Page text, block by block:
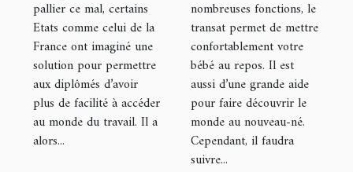
pallier ce mal, certains
Etats comme celui de la
France ont imaginé une
solution pour permettre
aux diplômés d’avoir
plus de facilité à accéder
au monde du travail. Il a
alors...
nombreuses fonctions, le
transat permet de mettre
confortablement votre
bébé au repos. Il est
aussi d’une grande aide
pour faire découvrir le
monde au nouveau-né.
Cependant, il faudra
suivre...